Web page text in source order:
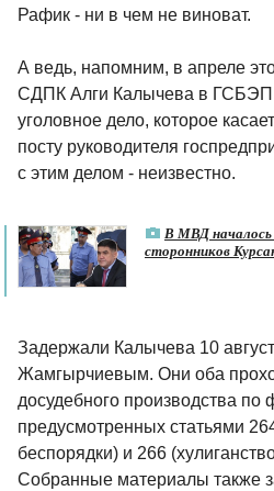
Рафик - ни в чем не виноват.
А ведь, напомним, в апреле
СДПК Алги Калычева в ГСБЭП
уголовное дело, которое
посту руководителя
с этим делом - неизвестно.
В МВД началось
сторонников
Задержали Калычева 10
Жамгырчиевым. Они оба
досудебного производства по
предусмотренных статьями
беспорядки) и 266
Собранные материалы также